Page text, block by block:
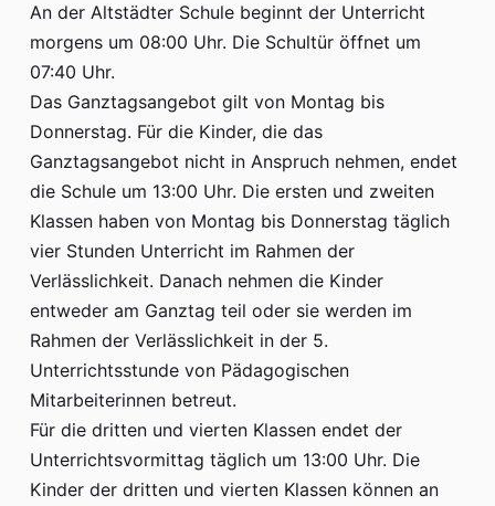
An der Altstädter Schule beginnt der Unterricht
morgens um 08:00 Uhr. Die Schultür öffnet um
07:40 Uhr.
Das Ganztagsangebot gilt von Montag bis
Donnerstag. Für die Kinder, die das
Ganztagsangebot nicht in Anspruch nehmen, endet
die Schule um 13:00 Uhr. Die ersten und zweiten
Klassen haben von Montag bis Donnerstag täglich
vier Stunden Unterricht im Rahmen der
Verlässlichkeit. Danach nehmen die Kinder
entweder am Ganztag teil oder sie werden im
Rahmen der Verlässlichkeit in der 5.
Unterrichtsstunde von Pädagogischen
Mitarbeiterinnen betreut.
Für die dritten und vierten Klassen endet der
Unterrichtsvormittag täglich um 13:00 Uhr. Die
Kinder der dritten und vierten Klassen können an